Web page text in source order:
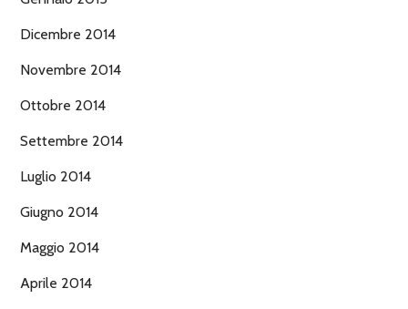
Dicembre 2014
Novembre 2014
Ottobre 2014
Settembre 2014
Luglio 2014
Giugno 2014
Maggio 2014
Aprile 2014